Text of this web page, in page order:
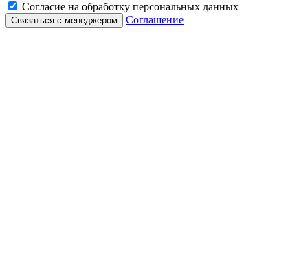
Согласие на обработку персональных данных
Соглашение